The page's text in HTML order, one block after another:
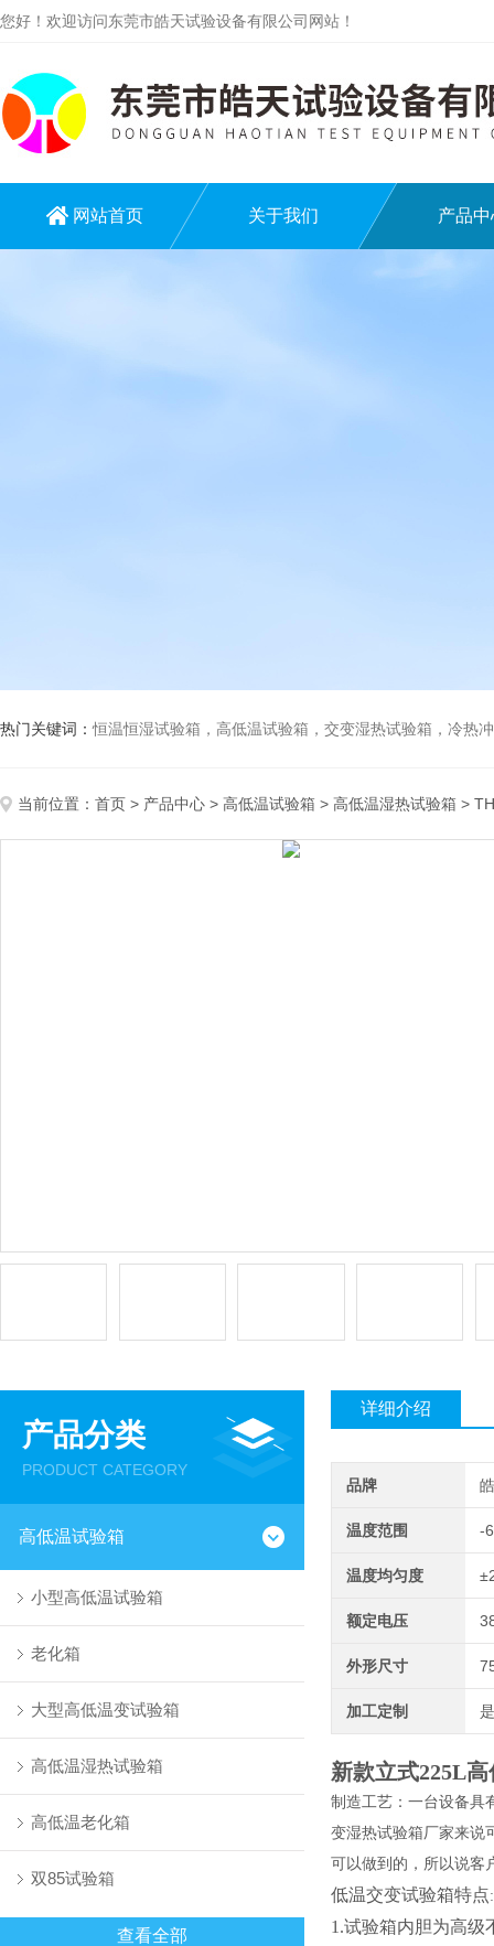
您好！欢迎访问东莞市皓天试验设备有限公司网站！
网站首页 关于我们 产品中
热门关键词：恒温恒湿试验箱，高低温试验箱，交变湿热试验箱，冷热冲击试验
当前位置： 首页 > 产品中心 > 高低温试验箱 > 高低温湿热试验箱 >
产品分类
PRODUCT CATEGORY
高低温试验箱
小型高低温试验箱
老化箱
大型高低温变试验箱
高低温湿热试验箱
高低温老化箱
双85试验箱
查看全部
详细介绍
品牌
温度范围 -
温度均匀度
额定电压
外形尺寸
加工定制
新款立式225L
制造工艺：一台设备具
变湿热试验箱厂家来说
可以做到的，所以说客
低温交变试验箱特点:
1.试验箱内胆为高级